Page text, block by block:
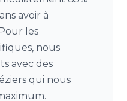
avoir à
les
nous
avec des
qui nous